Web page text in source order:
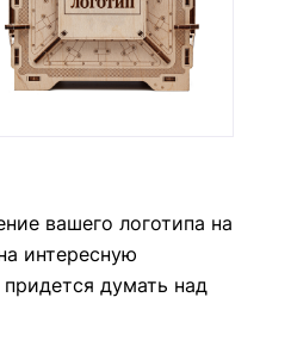
вашего логотипа на
интересную
думать над